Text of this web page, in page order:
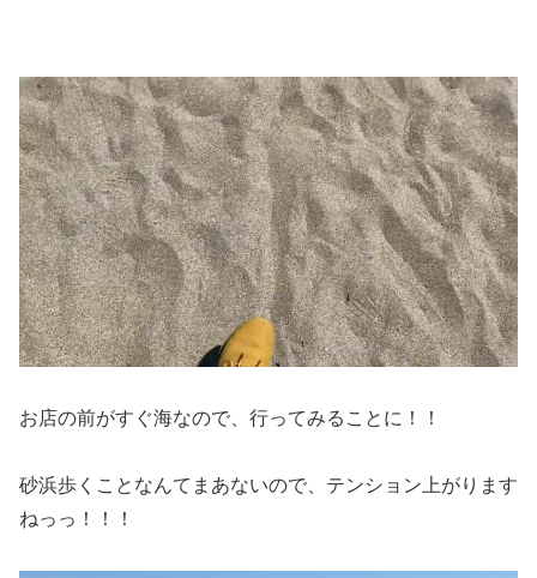
お店の前がすぐ海なので、行ってみることに！！
砂浜歩くことなんてまあないので、テンション上がります
ねっっ！！！